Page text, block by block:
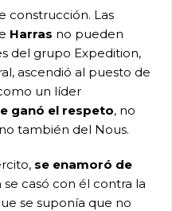
construcción. Las
Harras no pueden
del grupo Expedition,
ascendió al puesto de
un líder
ganó el respeto, no
también del Nous.
se enamoró de
casó con él contra la
se suponía que no